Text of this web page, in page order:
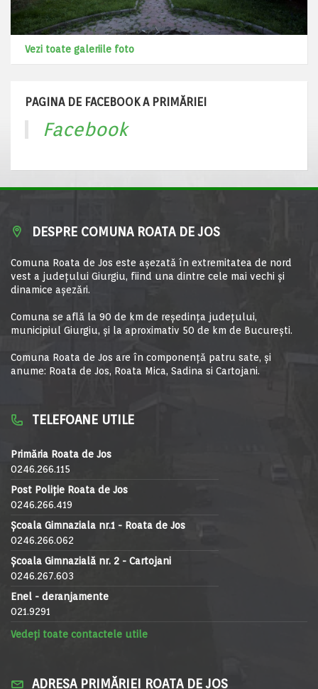
Vezi toate galeriile foto
PAGINA DE FACEBOOK A PRIMĂRIEI
Facebook
DESPRE COMUNA ROATA DE JOS
Comuna Roata de Jos este aşezată în extremitatea de nord
vest a judeţului Giurgiu, fiind una dintre cele mai vechi şi
dinamice aşezări.
Comuna se află la 90 de km de reşedinţa judeţului,
municipiul Giurgiu, şi la aproximativ 50 de km de Bucureşti.
Comuna Roata de Jos are în componență patru sate, și
anume: Roata de Jos, Roata Mica, Sadina si Cartojani.
TELEFOANE UTILE
Primăria Roata de Jos
0246.266.115
Post Poliție Roata de Jos
0246.266.419
Școala Gimnaziala nr.1 - Roata de Jos
0246.266.062
Școala Gimnazială nr. 2 - Cartojani
0246.267.603
Enel - deranjamente
021.9291
Vedeți toate contactele utile
ADRESA PRIMĂRIEI ROATA DE JOS